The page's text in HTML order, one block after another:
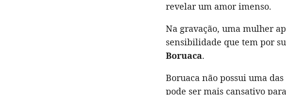
revelar um amor imenso.
Na gravação, uma mulher
sensibilidade que tem por
Boruaca.
Boruaca não possui uma
pode ser mais cansativo